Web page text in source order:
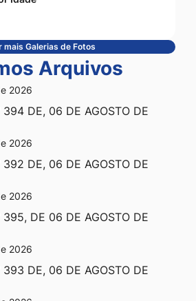
mais Galerias de Fotos
Arquivos
2026
394 DE, 06 DE AGOSTO DE
2026
392 DE, 06 DE AGOSTO DE
2026
395, DE 06 DE AGOSTO DE
2026
393 DE, 06 DE AGOSTO DE